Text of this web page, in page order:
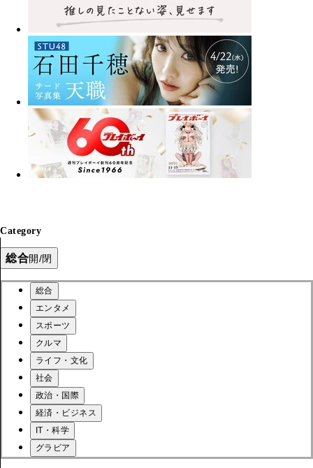
Category
総合開/閉
総合
エンタメ
スポーツ
クルマ
ライフ・文化
社会
政治・国際
経済・ビジネス
IT・科学
グラビア